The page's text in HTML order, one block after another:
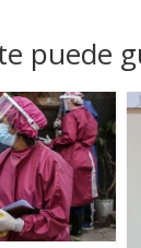
puede